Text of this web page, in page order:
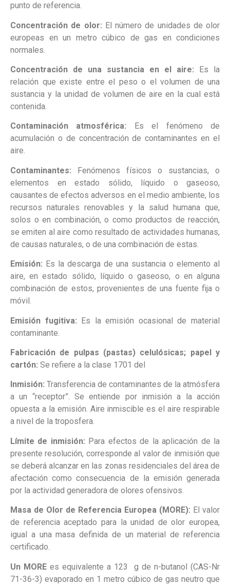
punto de referencia.
Concentración de olor: El número de unidades de olor
europeas en un metro cúbico de gas en condiciones
normales.
Concentración de una sustancia en el aire: Es la
relación que existe entre el peso o el volumen de una
sustancia y la unidad de volumen de aire en la cual está
contenida.
Contaminación atmosférica:
Es el fenómeno de
acumulación o de concentración de contaminantes en el
aire.
Contaminantes: Fenómenos físicos o sustancias, o
elementos en estado sólido, líquido o gaseoso,
causantes de efectos adversos en el medio ambiente, los
recursos naturales renovables y la salud humana que,
solos o en combinación, o como productos de reacción,
se emiten al aire como resultado de actividades humanas,
de causas naturales, o de una combinación de estas.
Emisión: Es la descarga de una sustancia o elemento al
aire, en estado sólido, líquido o gaseoso, o en alguna
combinación de estos, provenientes de una fuente fija o
móvil.
Emisión fugitiva: Es la emisión ocasional de material
contaminante.
Fabricación de pulpas (pastas) celulósicas; papel y
cartón: Se refiere a la clase 1701 del
Inmisión: Transferencia de contaminantes de la atmósfera
a un “receptor”. Se entiende por inmisión a la acción
opuesta a la emisión. Aire inmiscible es el aire respirable
a nivel de la troposfera.
Límite de inmisión: Para efectos de la aplicación de la
presente resolución, corresponde al valor de inmisión que
se deberá alcanzar en las zonas residenciales del área de
afectación como consecuencia de la emisión generada
por la actividad generadora de olores ofensivos.
Masa de Olor de Referencia Europea (MORE): El valor
de referencia aceptado para la unidad de olor europea,
igual a una masa definida de un material de referencia
certificado.
Un MORE es equivalente a 123 g de n-butanol (CAS-Nr
71-36-3) evaporado en 1 metro cúbico de gas neutro que